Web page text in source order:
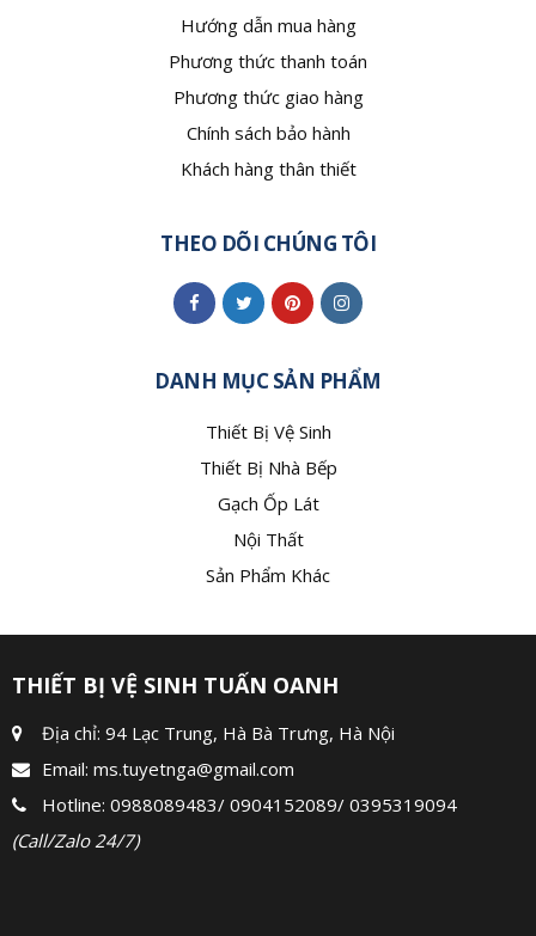
Hướng dẫn mua hàng
Phương thức thanh toán
Phương thức giao hàng
Chính sách bảo hành
Khách hàng thân thiết
THEO DÕI CHÚNG TÔI
DANH MỤC SẢN PHẨM
Thiết Bị Vệ Sinh
Thiết Bị Nhà Bếp
Gạch Ốp Lát
Nội Thất
Sản Phẩm Khác
THIẾT BỊ VỆ SINH TUẤN OANH
Địa chỉ: 94 Lạc Trung, Hà Bà Trưng, Hà Nội
Email: ms.tuyetnga@gmail.com
Hotline: 0988089483/ 0904152089/ 0395319094
(Call/Zalo 24/7)